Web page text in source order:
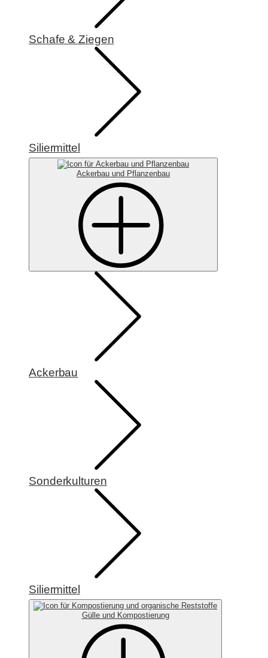
Schafe & Ziegen
Siliermittel
Ackerbau und Pflanzenbau
Ackerbau
Sonderkulturen
Siliermittel
Gülle und Kompostierung